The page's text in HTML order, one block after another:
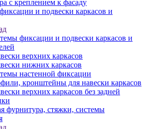
с креплением к фасаду
и подвески каркасов и
фиксации и подвески каркасов и
верхних каркасов
нижних каркасов
настенной фиксации
кронштейны для навески каркасов
верхних каркасов без задней
фурнитура, стяжки, системы